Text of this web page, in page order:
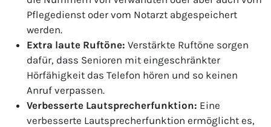
Pflegedienst oder vom Notarzt abgespeichert
werden.
Extra laute Ruftöne: Verstärkte Ruftöne sorgen
dafür, dass Senioren mit eingeschränkter
Hörfähigkeit das Telefon hören und so keinen
Anruf verpassen.
Verbesserte Lautsprecherfunktion: Eine
verbesserte Lautsprecherfunktion ermöglicht es,